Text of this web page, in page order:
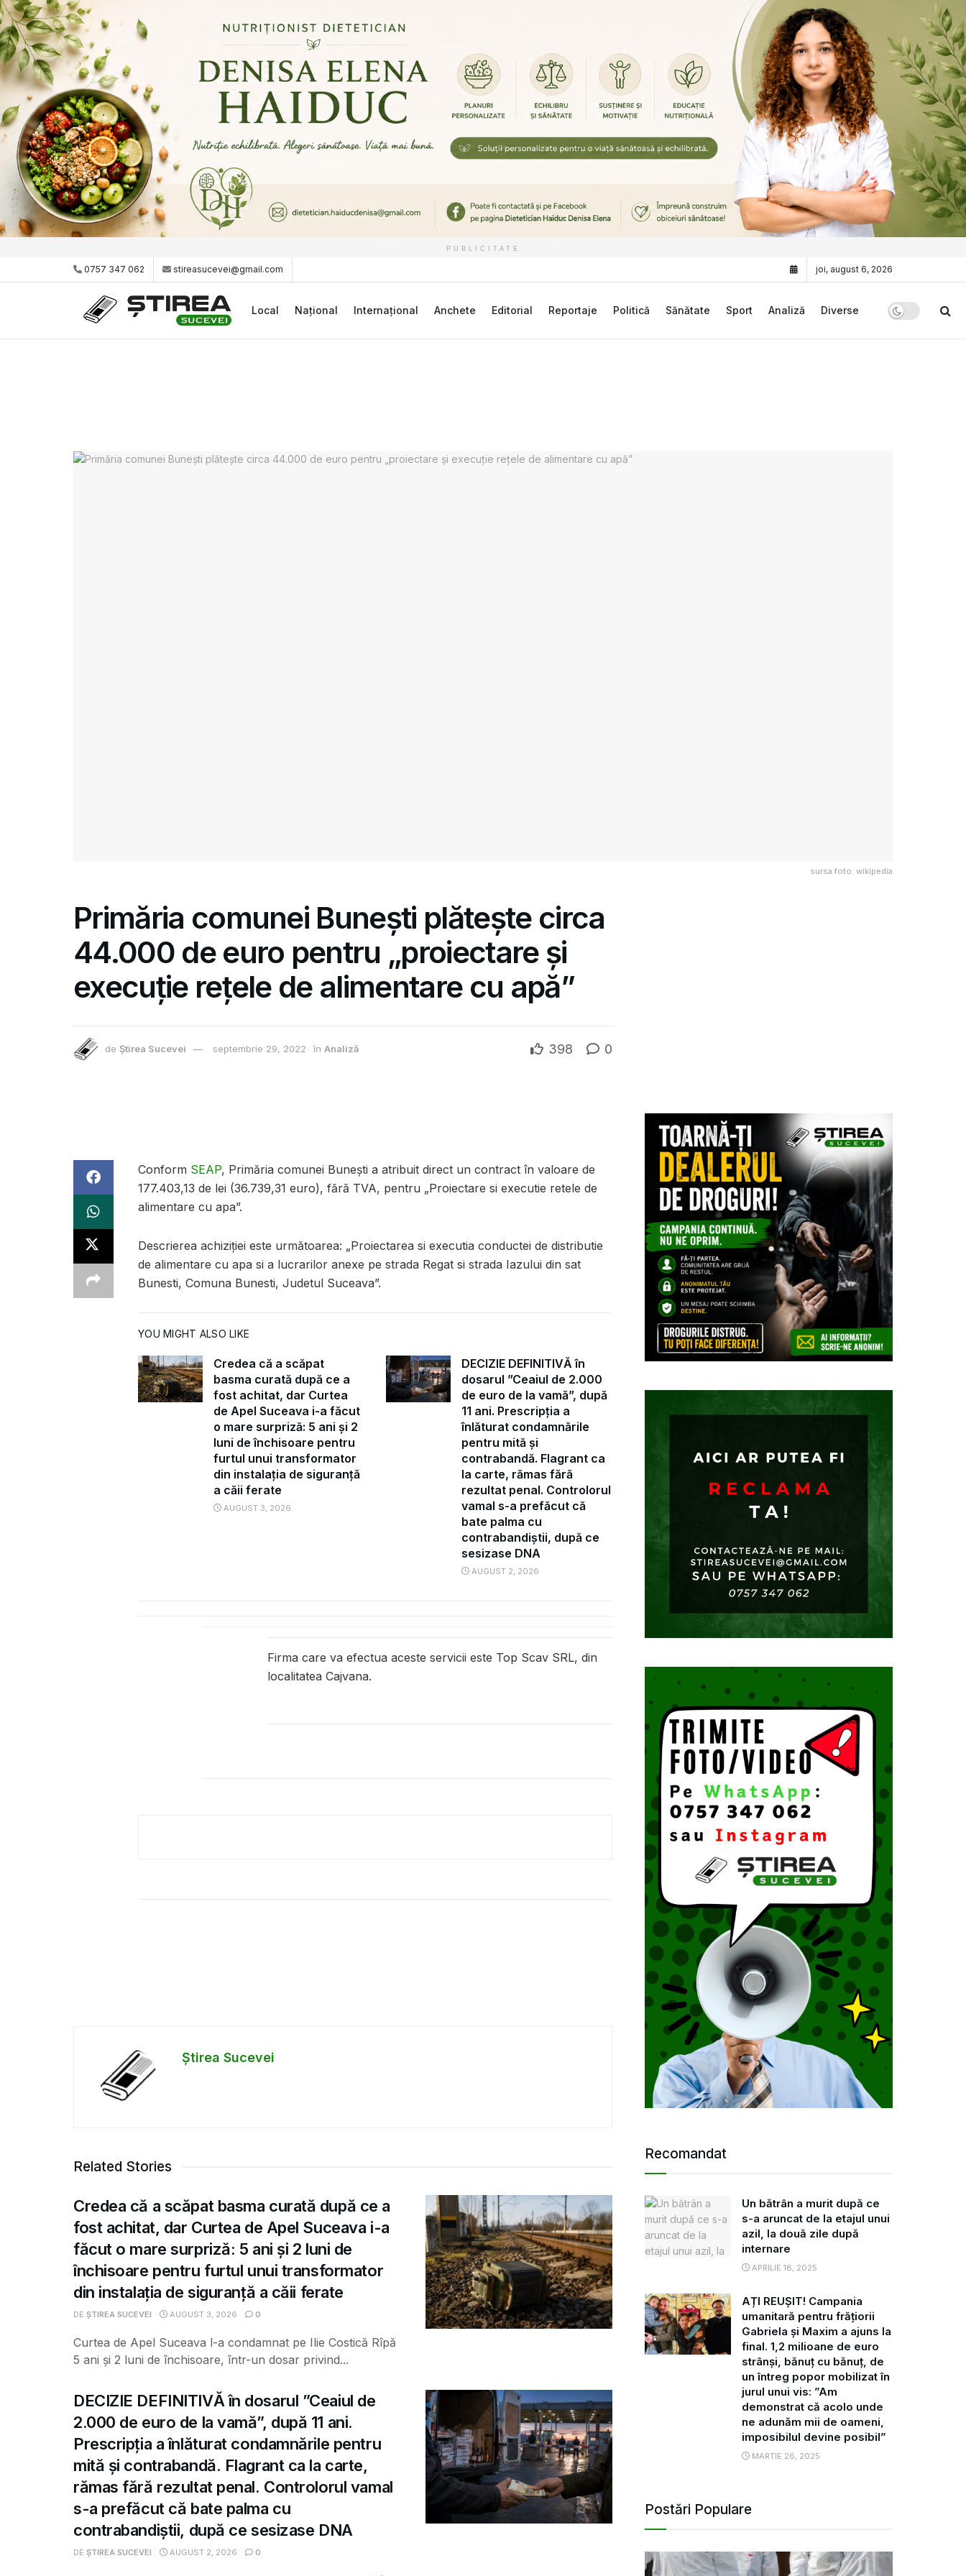
PUBLICITATE
0757 347 062 stireasucevei@gmail.com joi, august 6, 2026
Local Național Internațional Anchete Editorial Reportaje Politică Sănătate Sport Analiză Diverse
sursa foto: wikipedia
Primăria comunei Bunești plătește circa
44.000 de euro pentru „proiectare și
execuție rețele de alimentare cu apă”
de Știrea Sucevei septembrie 29, 2022 în Analiză 398 0
Conform SEAP, Primăria comunei Bunești a atribuit direct un contract în valoare de
177.403,13 de lei (36.739,31 euro), fără TVA, pentru „Proiectare si executie retele de
alimentare cu apa”.
Descrierea achiziției este următoarea: „Proiectarea si executia conductei de distributie
de alimentare cu apa si a lucrarilor anexe pe strada Regat si strada Iazului din sat
Bunesti, Comuna Bunesti, Judetul Suceava”.
YOU MIGHT ALSO LIKE
Credea că a scăpat
basma curată după ce a
fost achitat, dar Curtea
de Apel Suceava i-a făcut
o mare surpriză: 5 ani și 2
luni de închisoare pentru
furtul unui transformator
din instalația de siguranță
a căii ferate
AUGUST 3, 2026
DECIZIE DEFINITIVĂ în
dosarul ”Ceaiul de 2.000
de euro de la vamă”, după
11 ani. Prescripția a
înlăturat condamnările
pentru mită și
contrabandă. Flagrant ca
la carte, rămas fără
rezultat penal. Controlorul
vamal s-a prefăcut că
bate palma cu
contrabandiștii, după ce
sesizase DNA
AUGUST 2, 2026
Firma care va efectua aceste servicii este Top Scav SRL, din
localitatea Cajvana.
Știrea Sucevei
Related Stories
Credea că a scăpat basma curată după ce a
fost achitat, dar Curtea de Apel Suceava i-a
făcut o mare surpriză: 5 ani și 2 luni de
închisoare pentru furtul unui transformator
din instalația de siguranță a căii ferate
DE ȘTIREA SUCEVEI AUGUST 3, 2026 0
Curtea de Apel Suceava l-a condamnat pe Ilie Costică Rîpă
5 ani și 2 luni de închisoare, într-un dosar privind...
DECIZIE DEFINITIVĂ în dosarul ”Ceaiul de
2.000 de euro de la vamă”, după 11 ani.
Prescripția a înlăturat condamnările pentru
mită și contrabandă. Flagrant ca la carte,
rămas fără rezultat penal. Controlorul vamal
s-a prefăcut că bate palma cu
contrabandiștii, după ce sesizase DNA
DE ȘTIREA SUCEVEI AUGUST 2, 2026 0
Recomandat
Un bătrân a murit după ce
s-a aruncat de la etajul unui
azil, la două zile după
internare
APRILIE 18, 2025
AȚI REUȘIT! Campania
umanitară pentru frățiorii
Gabriela și Maxim a ajuns la
final. 1,2 milioane de euro
strânși, bănuț cu bănuț, de
un întreg popor mobilizat în
jurul unui vis: ”Am
demonstrat că acolo unde
ne adunăm mii de oameni,
imposibilul devine posibil”
MARTIE 26, 2025
Postări Populare